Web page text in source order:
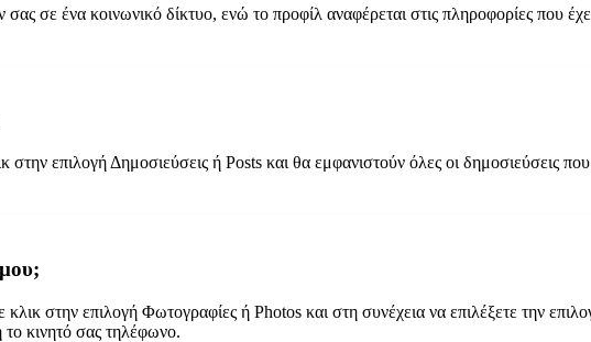
σε ένα κοινωνικό δίκτυο, ενώ το προφίλ αναφέρεται στις πληροφορίες που
στην επιλογή Δημοσιεύσεις ή Posts και θα εμφανιστούν όλες οι δημοσιεύσεις
στην επιλογή Φωτογραφίες ή Photos και στη συνέχεια να επιλέξετε την
κινητό σας τηλέφωνο.